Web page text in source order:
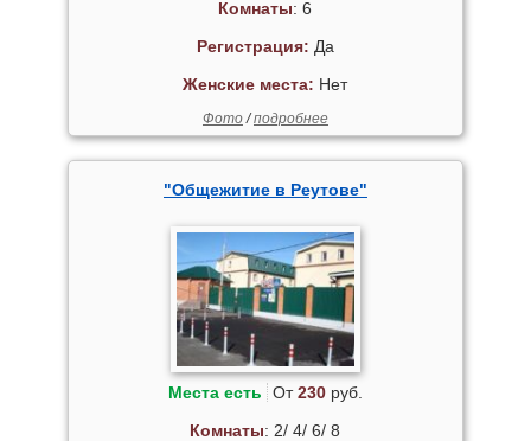
Комнаты: 6
Регистрация: Да
Женские места: Нет
Фото/подробнее
"Общежитие в Реутове"
Места есть От230руб.
Комнаты: 2/ 4/ 6/ 8